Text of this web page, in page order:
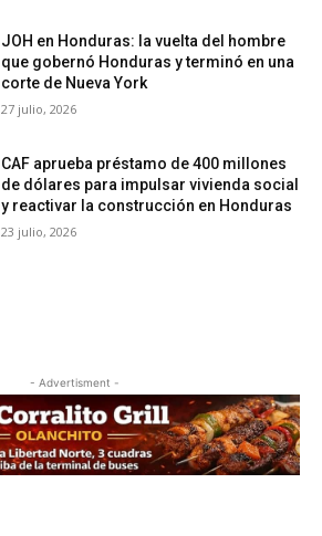
JOH en Honduras: la vuelta del hombre
que gobernó Honduras y terminó en una
corte de Nueva York
27 julio, 2026
CAF aprueba préstamo de 400 millones
de dólares para impulsar vivienda social
y reactivar la construcción en Honduras
23 julio, 2026
- Advertisment -